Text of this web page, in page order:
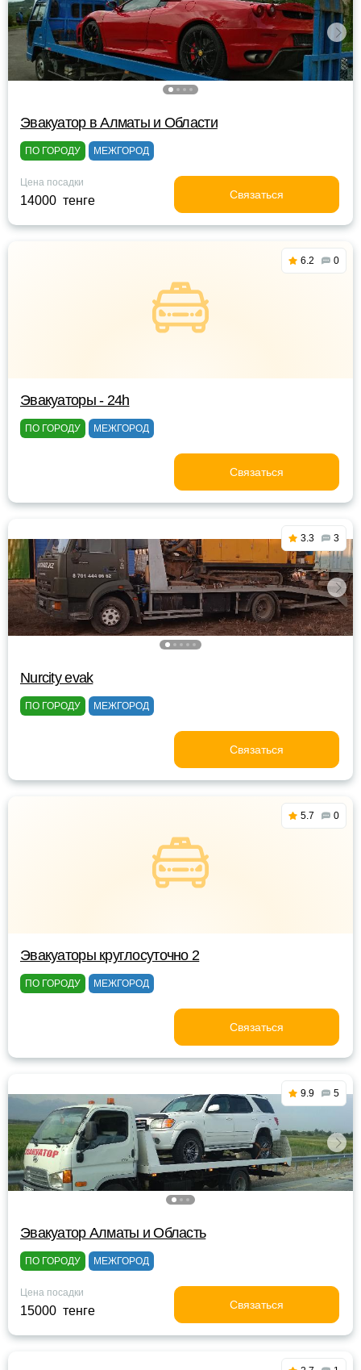
Эвакуатор в Алматы и Области
ПО ГОРОДУ МЕЖГОРОД
Цена посадки
14000 тенге Связаться
6.2 0
Эвакуаторы - 24h
ПО ГОРОДУ МЕЖГОРОД
Связаться
3.3 3
Nurcity evak
ПО ГОРОДУ МЕЖГОРОД
Связаться
5.7 0
Эвакуаторы круглосуточно 2
ПО ГОРОДУ МЕЖГОРОД
Связаться
9.9 5
Эвакуатор Алматы и Область
ПО ГОРОДУ МЕЖГОРОД
Цена посадки
15000 тенге Связаться